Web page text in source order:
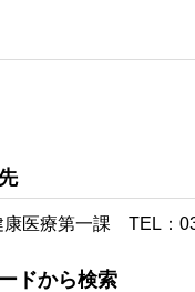
康医療第一課 TEL：
ドから検索